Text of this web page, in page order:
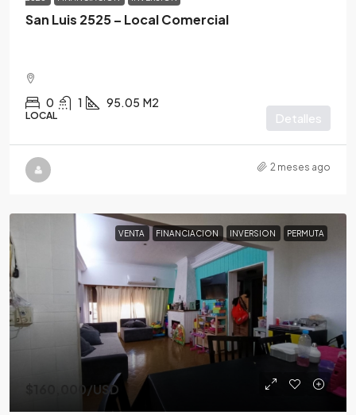
San Luis 2525 – Local Comercial
0 1 95.05 M2
LOCAL Detalles
2 meses ago
VENTA FINANCIACION INVERSION PERMUTA
$160,000/USD